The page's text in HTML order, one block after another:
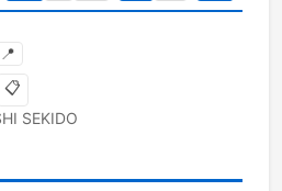
📍
📋
SEKIDO